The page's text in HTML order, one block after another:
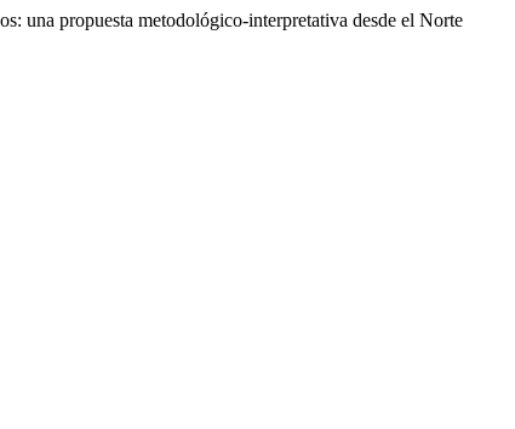
una propuesta metodológico-interpretativa desde el Norte